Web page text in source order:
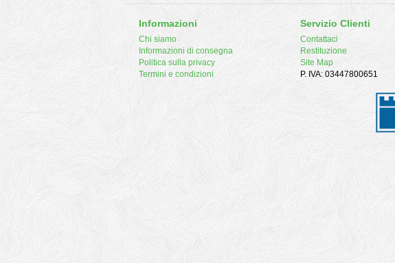
Informazioni
Chi siamo
Informazioni di consegna
Politica sulla privacy
Termini e condizioni
Servizio Clienti
Contattaci
Restituzione
Site Map
P. IVA: 03447800651